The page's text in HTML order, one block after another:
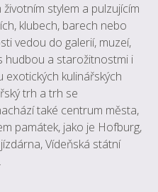
stylem a pulzujícím
klubech, barech nebo
vedou do galerií, muzeí,
hudbou a starožitnostmi i
kulinářských
trh a trh se
také centrum města,
památek, jako je Hofburg,
Vídeňská státní